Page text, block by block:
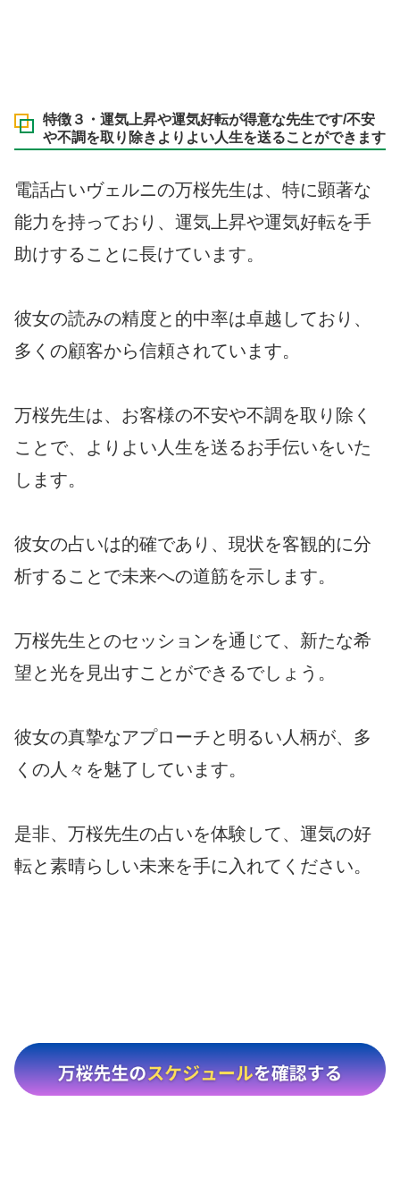
特徴３・運気上昇や運気好転が得意な先生です/不安
や不調を取り除きよりよい人生を送ることができます
電話占いヴェルニの万桜先生は、特に顕著な
能力を持っており、運気上昇や運気好転を手
助けすることに長けています。
彼女の読みの精度と的中率は卓越しており、
多くの顧客から信頼されています。
万桜先生は、お客様の不安や不調を取り除く
ことで、よりよい人生を送るお手伝いをいた
します。
彼女の占いは的確であり、現状を客観的に分
析することで未来への道筋を示します。
万桜先生とのセッションを通じて、新たな希
望と光を見出すことができるでしょう。
彼女の真摯なアプローチと明るい人柄が、多
くの人々を魅了しています。
是非、万桜先生の占いを体験して、運気の好
転と素晴らしい未来を手に入れてください。